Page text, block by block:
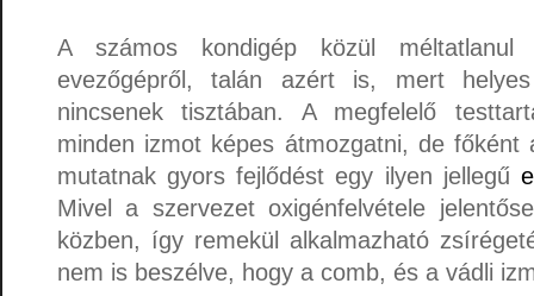
A számos kondigép közül
evezőgépről, talán azért is, mert
nincsenek tisztában. A megfelelő
minden izmot képes átmozgatni, de főként
mutatnak gyors fejlődést egy ilyen jellegű
Mivel a szervezet oxigénfelvétele
közben, így remekül alkalmazható
nem is beszélve, hogy a comb, és a vádli